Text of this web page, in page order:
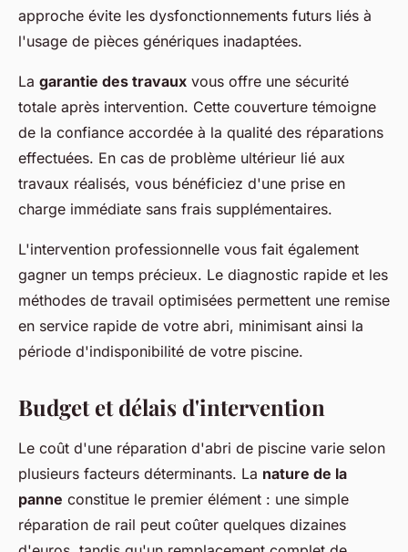
approche évite les dysfonctionnements futurs liés à
l'usage de pièces génériques inadaptées.
La garantie des travaux vous offre une sécurité
totale après intervention. Cette couverture témoigne
de la confiance accordée à la qualité des réparations
effectuées. En cas de problème ultérieur lié aux
travaux réalisés, vous bénéficiez d'une prise en
charge immédiate sans frais supplémentaires.
L'intervention professionnelle vous fait également
gagner un temps précieux. Le diagnostic rapide et les
méthodes de travail optimisées permettent une remise
en service rapide de votre abri, minimisant ainsi la
période d'indisponibilité de votre piscine.
Budget et délais d'intervention
Le coût d'une réparation d'abri de piscine varie selon
plusieurs facteurs déterminants. La nature de la
panne constitue le premier élément : une simple
réparation de rail peut coûter quelques dizaines